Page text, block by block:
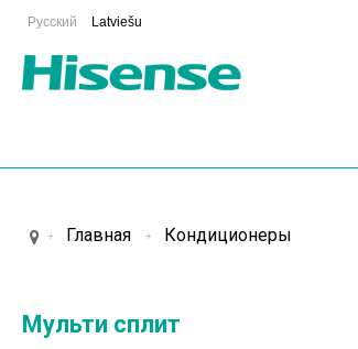
Русский Latviešu
Главная Кондиционеры
Мульти сплит